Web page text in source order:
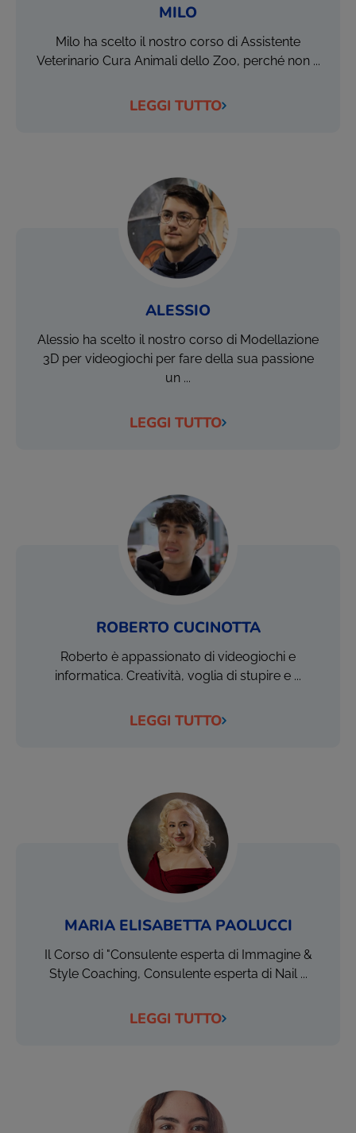
MILO
Milo ha scelto il nostro corso di Assistente
Veterinario Cura Animali dello Zoo, perché non ...
LEGGI TUTTO
ALESSIO
Alessio ha scelto il nostro corso di Modellazione
3D per videogiochi per fare della sua passione
un ...
LEGGI TUTTO
ROBERTO CUCINOTTA
Roberto è appassionato di videogiochi e
informatica. Creatività, voglia di stupire e ...
LEGGI TUTTO
MARIA ELISABETTA PAOLUCCI
Il Corso di "Consulente esperta di Immagine &
Style Coaching, Consulente esperta di Nail ...
LEGGI TUTTO